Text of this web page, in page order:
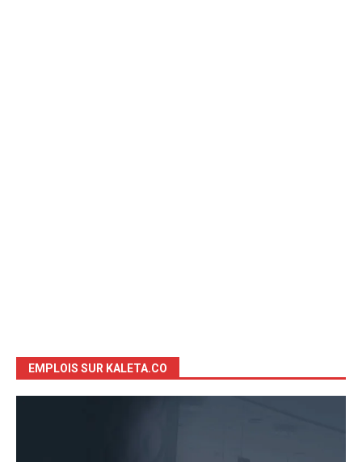
EMPLOIS SUR KALETA.CO